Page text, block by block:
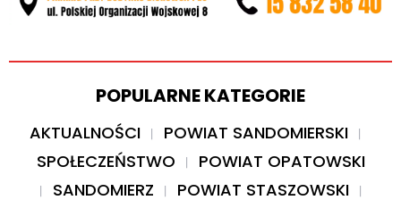
POPULARNE KATEGORIE
AKTUALNOŚCI
POWIAT SANDOMIERSKI
SPOŁECZEŃSTWO
POWIAT OPATOWSKI
SANDOMIERZ
POWIAT STASZOWSKI